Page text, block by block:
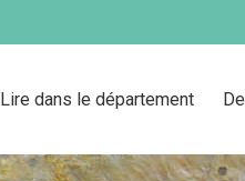
Lire dans le département